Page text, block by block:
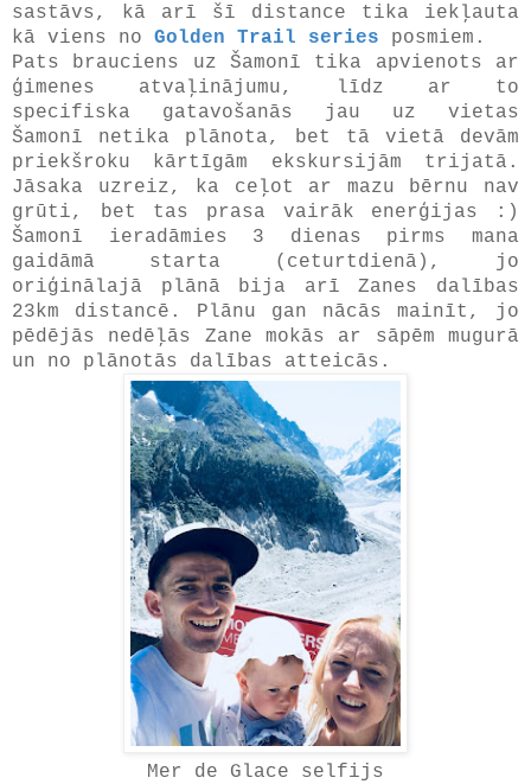
sastāvs, kā arī šī distance tika iekļauta
kā viens no Golden Trail series posmiem.
Pats brauciens uz Šamonī tika apvienots ar
ģimenes atvaļinājumu, līdz ar to
specifiska gatavošanās jau uz vietas
Šamonī netika plānota, bet tā vietā devām
priekšroku kārtīgām ekskursijām trijatā.
Jāsaka uzreiz, ka ceļot ar mazu bērnu nav
grūti, bet tas prasa vairāk enerģijas :)
Šamonī ieradāmies 3 dienas pirms mana
gaidāmā starta (ceturtdienā), jo
oriģinālajā plānā bija arī Zanes dalības
23km distancē. Plānu gan nācās mainīt, jo
pēdējās nedēļās Zane mokās ar sāpēm mugurā
un no plānotās dalības atteicās.
Mer de Glace selfijs